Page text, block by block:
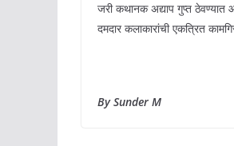
जरी कथानक अद्याप गुप्त
दमदार कलाकारांची एकत्रित
By Sunder M